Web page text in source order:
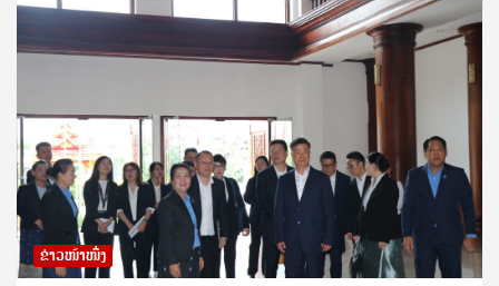
ຂ່າວໜ້າໜຶ່ງ